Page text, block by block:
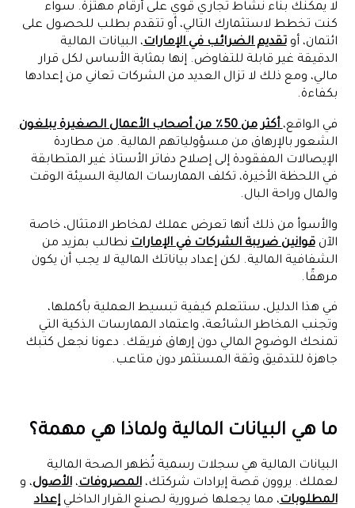
عملية خطوة بخطوة لإعداد البيانات المالية
كيف تساعدك Alaan في إعداد البيانات المالية الجاهزة للتدقيق
الخاتمة
لا يمكنك بناء نشاط تجاري قوي على أرقام مهتزة. سواء
كنت تخطط لاستثمارك التالي، أو تتقدم بطلب للحصول على
ائتمان، أوتقديم الضرائب في الإمارات، البيانات المالية
الدقيقة غير قابلة للتفاوض. إنها بمثابة الأساس لكل قرار
مالي، ومع ذلك لا تزال العديد من الشركات تعاني من إعدادها
بكفاءة.
في الواقع، أكثر من 50٪ من أصحاب الأعمال الصغيرة يبلغون
الشعور بالإرهاق من مسؤولياتهم المالية. من مطاردة
الإيصالات المفقودة إلى إصلاح دفاتر الأستاذ غير المتطابقة
في اللحظة الأخيرة، تكلف الممارسات المالية السيئة الوقت
والمال وراحة البال.
والأسوأ من ذلك أنها تعرض عملك لمخاطر الامتثال، خاصة
الآنقوانين ضريبة الشركات في الإماراتنطالب بمزيد من
الشفافية المالية. لكن إعداد بياناتك المالية لا يجب أن يكون
مرهقًا.
في هذا الدليل، ستتعلم كيفية تبسيط العملية بأكملها،
وتجنب المخاطر الشائعة، واعتماد الممارسات الذكية التي
تمنحك الوضوح المالي دون إرهاق فريقك. دعونا نجعل كتبك
جاهزة للتدقيق وثقة المستثمر دون متاعب.
ما هي البيانات المالية ولماذا هي مهمة؟
البيانات المالية هي سجلات رسمية تُظهر الصحة المالية
لعملك. يروون قصة إيرادات شركتك،المصروفات،الأصول، و
المطلوبات، مما يجعلها ضرورية لصنع القرار الداخليإعداد